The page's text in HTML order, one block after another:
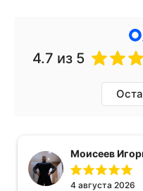
4.7 из 5
Моисеев
4 августа 2026